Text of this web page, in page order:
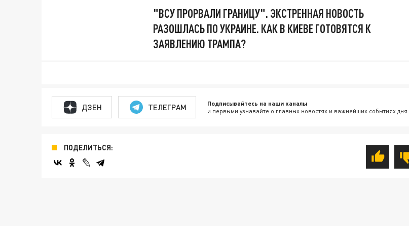
"ВСУ ПРОРВАЛИ ГРАНИЦУ". ЭКСТРЕННАЯ НОВОСТЬ
РАЗОШЛАСЬ ПО УКРАИНЕ. КАК В КИЕВЕ ГОТОВЯТСЯ К
ЗАЯВЛЕНИЮ ТРАМПА?
ДЗЕН ТЕЛЕГРАМ Подписывайтесь на наши каналы
и первыми узнавайте о главных новостях и важнейших событиях дня.
ПОДЕЛИТЬСЯ: